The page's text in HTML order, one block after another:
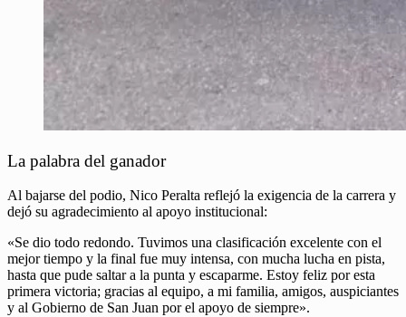
La palabra del ganador
Al bajarse del podio, Nico Peralta reflejó la exigencia de la carrera y
dejó su agradecimiento al apoyo institucional:
«Se dio todo redondo. Tuvimos una clasificación excelente con el
mejor tiempo y la final fue muy intensa, con mucha lucha en pista,
hasta que pude saltar a la punta y escaparme. Estoy feliz por esta
primera victoria; gracias al equipo, a mi familia, amigos, auspiciantes
y al Gobierno de San Juan por el apoyo de siempre».